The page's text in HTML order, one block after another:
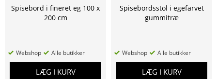
Spisebord i fineret eg 100 x
200 cm
Webshop Alle butikker
LÆG I KURV
Spisebordsstol i egefarvet
gummitræ
Webshop Alle butikker
LÆG I KURV